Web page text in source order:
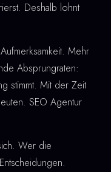
Deshalb lohnt
Mehr
Absprungraten:
stimmt. Mit der Zeit
SEO Agentur
Wer die